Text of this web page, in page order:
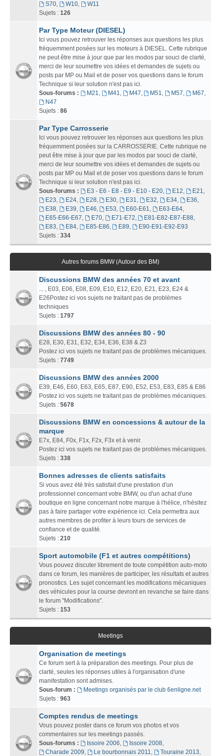
S70, W10,
W11
Sujets : 126
Par Type Moteur (DIESEL)
Ici vous pouvez retrouver les réponses aux questions les plus
fréquemment posées sur les moteurs à DIESEL. Cette rubrique
ne peut être mise à jour que par les modos par souci de clarté,
merci de leur soumettre vos idées et demandes de sujets ou
posts par MP ou Mail et de poser vos questions dans le forum
Technique si leur solution n'est pas ici.
Sous-forums :
M21, M41, M47, M51, M57, M67,
N47
Sujets : 86
Par Type Carrosserie
Ici vous pouvez retrouver les réponses aux questions les plus
fréquemment posées sur la CARROSSERIE. Cette rubrique ne
peut être mise à jour que par les modos par souci de clarté,
merci de leur soumettre vos idées et demandes de sujets ou
posts par MP ou Mail et de poser vos questions dans le forum
Technique si leur solution n'est pas ici.
Sous-forums :
E3 - E6 - E8 - E9 - E10 - E20, E12, E21,
E23, E24, E28, E30, E31, E32, E34, E36,
E38, E39, E46, E53, E60-E61, E63-E64,
E65-E66-E67, E70, E71-E72, E81-E82-E87-E88,
E83, E84, E85-E86, E89,
E90-E91-E92-E93
Sujets : 334
Autres forums BMW (Autour des BM)
Discussions BMW des années 70 et avant
... , E03, E06, E08, E09, E10, E12, E20, E21, E23, E24 &
E26Postez ici vos sujets ne traitant pas de problèmes
techniques
Sujets : 1797
Discussions BMW des années 80 - 90
E28, E30, E31, E32, E34, E36, E38 & Z3
Postez ici vos sujets ne traitant pas de problèmes mécaniques.
Sujets : 7749
Discussions BMW des années 2000
E39, E46, E60, E63, E65, E87, E90, E52, E53, E83, E85 & E86
Postez ici vos sujets ne traitant pas de problèmes mécaniques.
Sujets : 5678
Discussions BMW en concessions & autour de la
marque
E7x, E84, F0x, F1x, F2x, F3x et à venir.
Postez ici vos sujets ne traitant pas de problèmes mécaniques.
Sujets : 338
Bonnes adresses de clients satisfaits
Si vous avez été très satisfait d'une prestation d'un
professionnel concernant votre BMW, ou d'un achat d'une
boutique en ligne concernant notre marque à l'hélice, n'hésitez
pas à faire partager votre expérience ici. Cela permettra aux
autres membres de profiter à leurs tours de services de
confiance et de qualité.
Sujets : 210
Sport automobile (F1 et autres compétitions)
Vous pouvez discuter librement de toute compétition auto-moto
dans ce forum, les manières de participer, les résultats et autres
pronostics. Les sujet concernant les modifications mécaniques
des véhicules pour la course devront en revanche se faire dans
le forum "Modifications".
Sujets : 153
Meetings
Organisation de meetings
Ce forum sert à la préparation des meetings. Pour plus de
clarté, seules les réponses utiles à l'organisation d'une
manifestation sont admises.
Sous-forum :
Meetings organisés par le club 6enligne.net
Sujets : 963
Comptes rendus de meetings
Vous pouvez poster dans ce forum vos photos et vos
commentaires sur les meetings passés.
Sous-forums :
Issoire 2006, Issoire 2008,
Charade 2009, Le bourbonnais 2011, Touraine 2013,